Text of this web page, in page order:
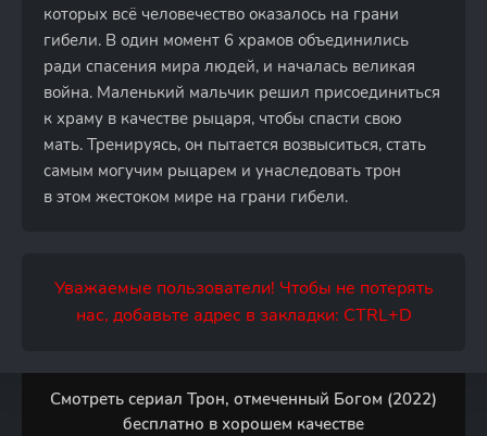
которых всё человечество оказалось на грани
гибели. В один момент 6 храмов объединились
ради спасения мира людей, и началась великая
война. Маленький мальчик решил присоединиться
к храму в качестве рыцаря, чтобы спасти свою
мать. Тренируясь, он пытается возвыситься, стать
самым могучим рыцарем и унаследовать трон
в этом жестоком мире на грани гибели.
Уважаемые пользователи! Чтобы не потерять
нас, добавьте адрес в закладки: CTRL+D
Смотреть сериал Трон, отмеченный Богом (2022)
бесплатно в хорошем качестве